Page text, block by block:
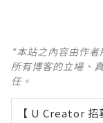
*本站之內容由作
所有博客的立場、
任。
【 U Creator 招